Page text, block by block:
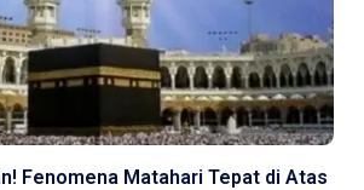
Fenomena Matahari Tepat di Atas